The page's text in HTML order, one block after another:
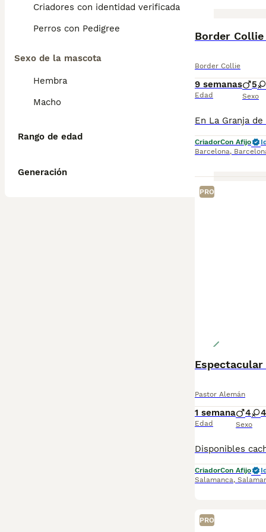
Criadores con identidad verificada
Perros con Pedigree
Sexo de la mascota
Hembra
Macho
Rango de edad
Generación
Border Collie
Border Collie
9 semanas
Edad
5
Sexo
CriadorCon Afijo
Barcelona,
PRO
Pastor Alemán
1 semana
Edad
4 4
Sexo
CriadorCon Afijo
Salamanca,
PRO